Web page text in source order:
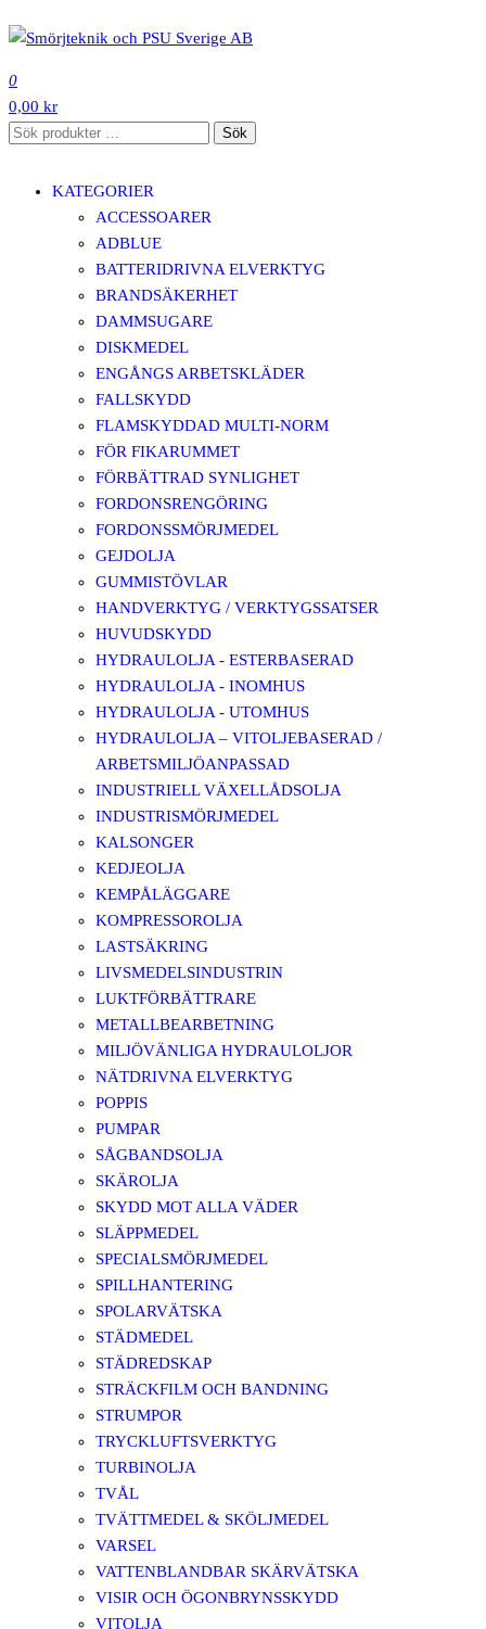
till
innehåll
0
0,00 kr
Sök
Sök
KATEGORIER
ACCESSOARER
ADBLUE
BATTERIDRIVNA ELVERKTYG
BRANDSÄKERHET
DAMMSUGARE
DISKMEDEL
ENGÅNGS ARBETSKLÄDER
FALLSKYDD
FLAMSKYDDAD MULTI-NORM
FÖR FIKARUMMET
FÖRBÄTTRAD SYNLIGHET
FORDONSRENGÖRING
FORDONSSMÖRJMEDEL
GEJDOLJA
GUMMISTÖVLAR
HANDVERKTYG / VERKTYGSSATSER
HUVUDSKYDD
HYDRAULOLJA - ESTERBASERAD
HYDRAULOLJA - INOMHUS
HYDRAULOLJA - UTOMHUS
HYDRAULOLJA – VITOLJEBASERAD /
ARBETSMILJÖANPASSAD
INDUSTRIELL VÄXELLÅDSOLJA
INDUSTRISMÖRJMEDEL
KALSONGER
KEDJEOLJA
KEMPÅLÄGGARE
KOMPRESSOROLJA
LASTSÄKRING
LIVSMEDELSINDUSTRIN
LUKTFÖRBÄTTRARE
METALLBEARBETNING
MILJÖVÄNLIGA HYDRAULOLJOR
NÄTDRIVNA ELVERKTYG
POPPIS
PUMPAR
SÅGBANDSOLJA
SKÄROLJA
SKYDD MOT ALLA VÄDER
SLÄPPMEDEL
SPECIALSMÖRJMEDEL
SPILLHANTERING
SPOLARVÄTSKA
STÄDMEDEL
STÄDREDSKAP
STRÄCKFILM OCH BANDNING
STRUMPOR
TRYCKLUFTSVERKTYG
TURBINOLJA
TVÅL
TVÄTTMEDEL & SKÖLJMEDEL
VARSEL
VATTENBLANDBAR SKÄRVÄTSKA
VISIR OCH ÖGONBRYNSSKYDD
VITOLJA